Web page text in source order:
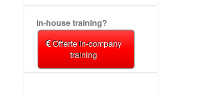
In-house training?
Offerte in-company
training